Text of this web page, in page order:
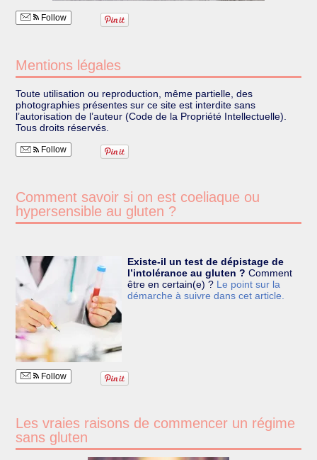
Follow
Mentions légales
Toute utilisation ou reproduction, même partielle, des
photographies présentes sur ce site est interdite sans
l’autorisation de l’auteur (Code de la Propriété Intellectuelle).
Tous droits réservés.
Follow
Comment savoir si on est coeliaque ou
hypersensible au gluten ?
Existe-il un test de dépistage de
l’intolérance au gluten ? Comment
être en certain(e) ?Le point sur la
démarche à suivre dans cet article.
Follow
Les vraies raisons de commencer un régime
sans gluten